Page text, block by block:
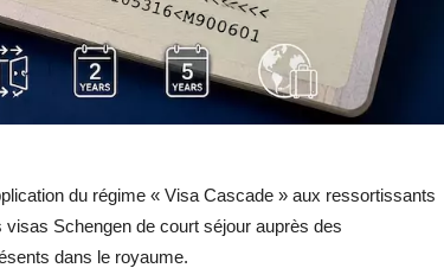
du régime « Visa Cascade » aux ressortissants
Schengen de court séjour auprès des
dans le royaume.